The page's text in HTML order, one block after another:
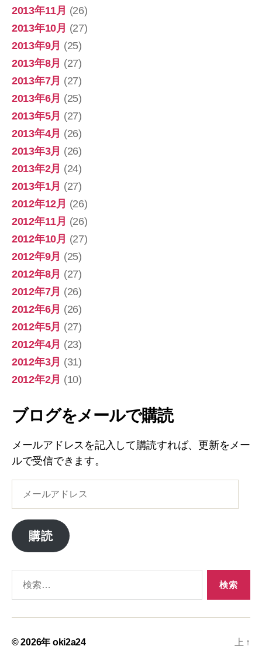
2013年11月 (26)
2013年10月 (27)
2013年9月 (25)
2013年8月 (27)
2013年7月 (27)
2013年6月 (25)
2013年5月 (27)
2013年4月 (26)
2013年3月 (26)
2013年2月 (24)
2013年1月 (27)
2012年12月 (26)
2012年11月 (26)
2012年10月 (27)
2012年9月 (25)
2012年8月 (27)
2012年7月 (26)
2012年6月 (26)
2012年5月 (27)
2012年4月 (23)
2012年3月 (31)
2012年2月 (10)
ブログをメールで購読
メールアドレスを記入して購読すれば、更新をメー
ルで受信できます。
ア
ド
ス
購読
象:
© 2026年 oki2a24 上 ↑